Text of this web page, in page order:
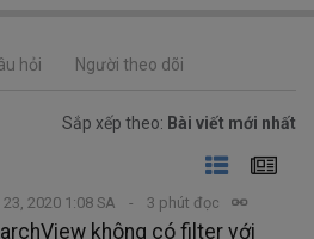
hỏi Người theo dõi
Sắp xếp theo: Bài viết mới nhất
2020 1:08 SA 3 phút đọc
không có filter với